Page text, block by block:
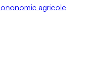
agricole